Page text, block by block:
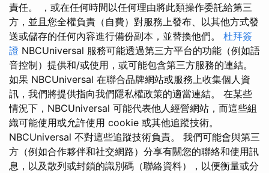
責任。 ，或在任何時間以任何理由將此類操作委託給第三
方，並且您全權負責（自費）對服務上發布、以其他方式發
送或儲存的任何內容進行備份副本，並替換他們。 杜拜簽
證 NBCUniversal 服務可能透過第三方平台的功能（例如語
音控制）提供和/或使用，或可能包含第三方服務的連結。
如果 NBCUniversal 在聯合品牌網站或服務上收集個人資
訊，我們將提供指向我們隱私權政策的適當連結。 在某些
情況下，NBCUniversal 可能代表他人經營網站，而這些組
織可能使用或允許使用 cookie 或其他追蹤技術。
NBCUniversal 不對這些追蹤技術負責。 我們可能會與第三
方（例如合作夥伴和社交網路）分享有關您的聯絡和使用訊
息，以及散列或封鎖的識別碼（聯絡資料），以便衡量或分